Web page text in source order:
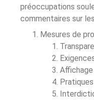
préoccupations
commentaires sur
Mesures de
Affichage